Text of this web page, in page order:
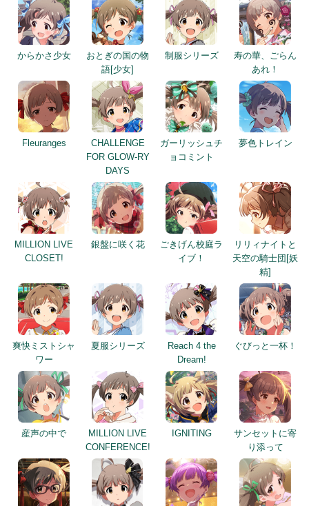
からかさ少女
おとぎの国の物
語[少女]
制服シリーズ
寿の華、ごらん
あれ！
Fleuranges
CHALLENGE
FOR GLOW-RY
DAYS
ガーリッシュチ
ョコミント
夢色トレイン
MILLION LIVE
CLOSET!
銀盤に咲く花
ごきげん校庭ラ
イブ！
リリィナイトと
天空の騎士団[妖
精]
爽快ミストシャ
ワー
夏服シリーズ
Reach 4 the
Dream!
ぐびっと一杯！
産声の中で
MILLION LIVE
CONFERENCE!
IGNITING
サンセットに寄
り添って